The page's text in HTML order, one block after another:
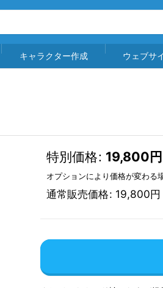
キャラクター作成 ウェブサ
特別価格: 19,800円
オプションにより価格が変わる
通常販売価格: 19,800円